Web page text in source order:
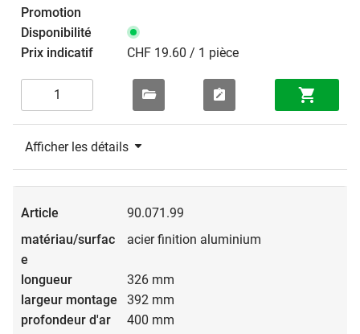
CHF 19.60 / 1 pièce
Afficher les détails
90.071.99
acier finition aluminium
326 mm
392 mm
400 mm